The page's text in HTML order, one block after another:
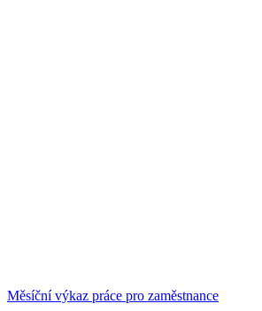
Měsíční výkaz práce pro zaměstnance